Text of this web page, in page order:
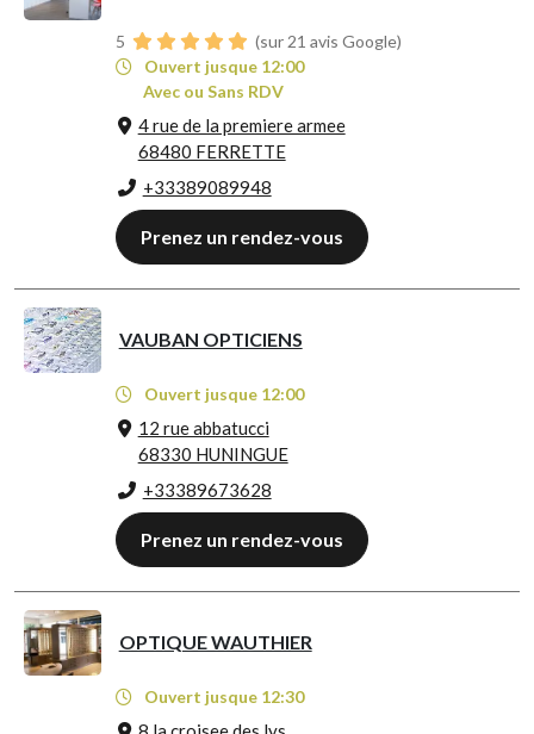
5
(sur 21 avis Google)
Ouvert jusque 12:00
Avec ou Sans RDV
4 rue de la premiere armee
68480 FERRETTE
+33389089948
Prenez un rendez-vous
VAUBAN OPTICIENS
Ouvert jusque 12:00
12 rue abbatucci
68330 HUNINGUE
+33389673628
Prenez un rendez-vous
OPTIQUE WAUTHIER
Ouvert jusque 12:30